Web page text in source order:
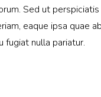
Sed ut
eaque ipsa quae
nulla pariatur.